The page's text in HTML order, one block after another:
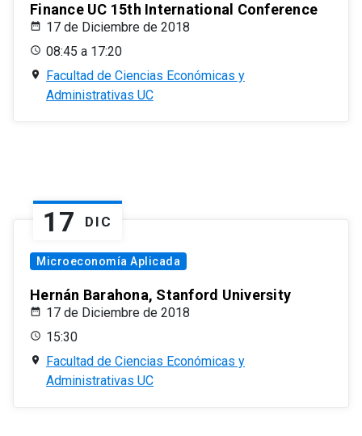
Finance UC 15th International Conference
17 de Diciembre de 2018
08:45 a 17:20
Facultad de Ciencias Económicas y
Administrativas UC
17 DIC
Microeconomía Aplicada
Hernán Barahona, Stanford University
17 de Diciembre de 2018
15:30
Facultad de Ciencias Económicas y
Administrativas UC